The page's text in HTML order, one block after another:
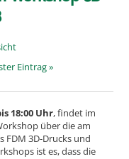
Eintrag »
18:00 Uhr, findet im
über die am
FDM 3D-Drucks und
ist es, dass die